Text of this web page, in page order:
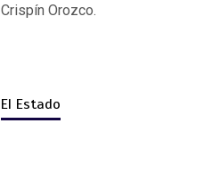
Crispín Orozco.
El Estado